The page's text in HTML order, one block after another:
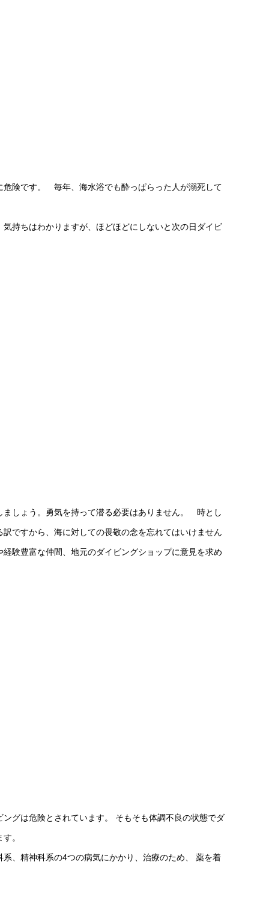
危険です。 毎年、海水浴でも酔っぱらった人が溺死して
持ちはわかりますが、ほどほどにしないと次の日ダイビ
しょう。勇気を持って潜る必要はありません。 時とし
ですから、海に対しての畏敬の念を忘れてはいけません
験豊富な仲間、地元のダイビングショップに意見を求め
グは危険とされています。 そもそも体調不良の状態でダ
。
、精神科系の4つの病気にかかり、治療のため、 薬を着